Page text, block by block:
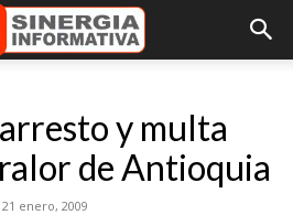
y multa
de Antioquia
21 enero, 2009